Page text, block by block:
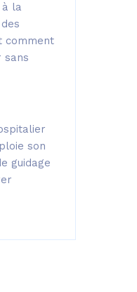
la
comment
sans
son
guidage